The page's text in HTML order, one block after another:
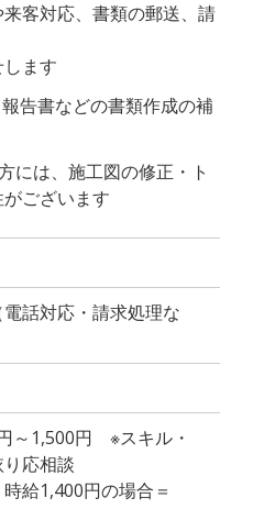
客対応、書類の郵送、請
ます
告書などの書類作成の補
には、施工図の修正・ト
ございます
話対応・請求処理な
～1,500円 ※スキル・
応相談
給1,400円の場合＝